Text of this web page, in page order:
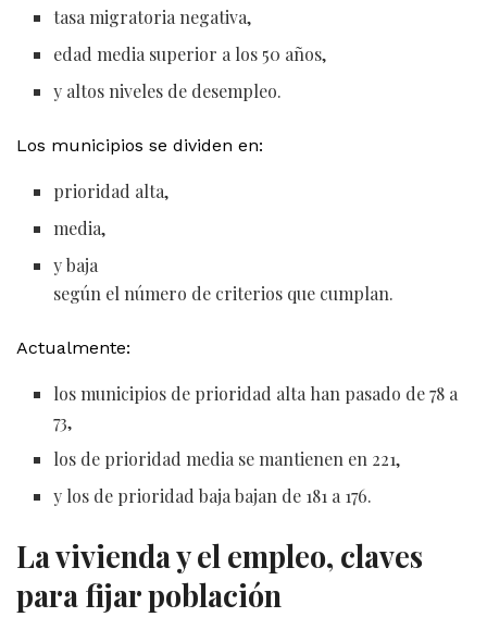
tasa migratoria negativa,
edad media superior a los 50 años,
y altos niveles de desempleo.
Los municipios se dividen en:
prioridad alta,
media,
y baja
según el número de criterios que cumplan.
Actualmente:
los municipios de prioridad alta han pasado de 78 a
73,
los de prioridad media se mantienen en 221,
y los de prioridad baja bajan de 181 a 176.
La vivienda y el empleo, claves
para fijar población